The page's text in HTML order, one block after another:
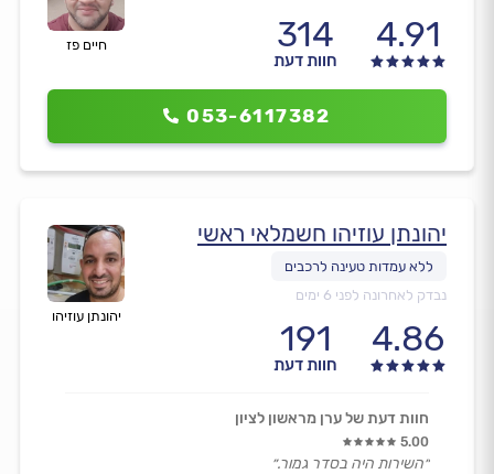
חיים פז 4.91
314
חוות דעת
053-6117382
יהונתן עוזיהו
יהונתן עוזיהו חשמלאי ראשי
נבדק לאחרונה לפני 6 ימים
4.86
191
חוות דעת
חוות דעת של ערן מראשון לציון
5.00
״השירות היה בסדר גמור.״